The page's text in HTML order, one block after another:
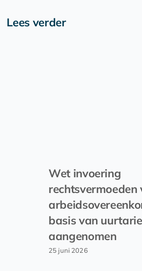
Lees verder
Wet invoering
rechtsvermoeden
basis van
aangenomen
25 juni 2026